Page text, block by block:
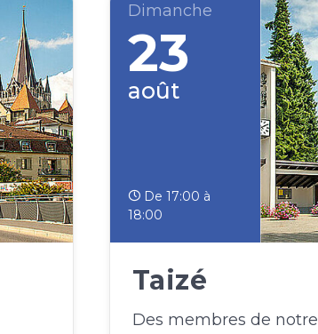
Dimanche
23
août
De 17:00 à
18:00
Taizé
Des membres de notre